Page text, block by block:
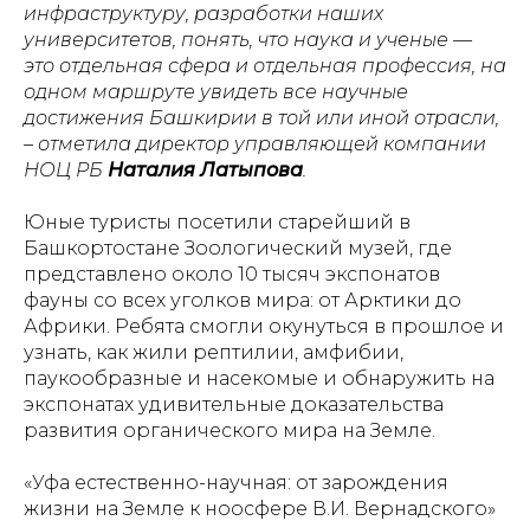
инфраструктуру, разработки наших
университетов, понять, что наука и ученые —
это отдельная сфера и отдельная профессия, на
одном маршруте увидеть все научные
достижения Башкирии в той или иной отрасли,
– отметила директор управляющей компании
НОЦ РБ Наталия Латыпова.
Юные туристы посетили старейший в
Башкортостане Зоологический музей, где
представлено около 10 тысяч экспонатов
фауны со всех уголков мира: от Арктики до
Африки. Ребята смогли окунуться в прошлое и
узнать, как жили рептилии, амфибии,
паукообразные и насекомые и обнаружить на
экспонатах удивительные доказательства
развития органического мира на Земле.
«Уфа естественно-научная: от зарождения
жизни на Земле к ноосфере В.И. Вернадского»